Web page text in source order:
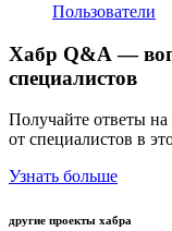
Пользователи
Хабр Q&A —
специалистов
Получайте ответы
от специалистов в
Узнать больше
другие проекты хабра